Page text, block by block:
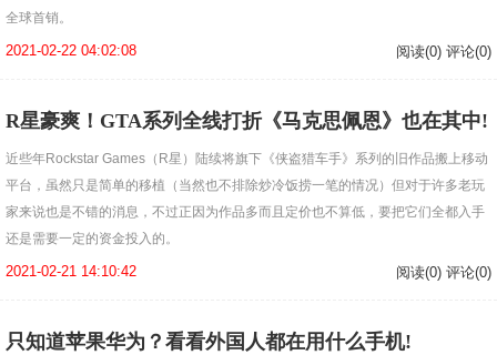
全球首销。
2021-02-22 04:02:08 阅读(0) 评论(0)
R星豪爽！GTA系列全线打折《马克思佩恩》也在其中!
近些年Rockstar Games（R星）陆续将旗下《侠盗猎车手》系列的旧作品搬上移动
平台，虽然只是简单的移植（当然也不排除炒冷饭捞一笔的情况）但对于许多老玩
家来说也是不错的消息，不过正因为作品多而且定价也不算低，要把它们全都入手
还是需要一定的资金投入的。
2021-02-21 14:10:42 阅读(0) 评论(0)
只知道苹果华为？看看外国人都在用什么手机!